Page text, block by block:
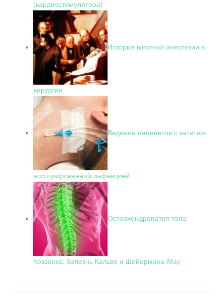
(кардиостимулятора)
История местной анестезии в
хирургии
Ведение пациентов с катетер-
ассоциированной инфекцией
Остеохондропатия тела
позвонка: болезнь Кальве и Шейермана-Мау